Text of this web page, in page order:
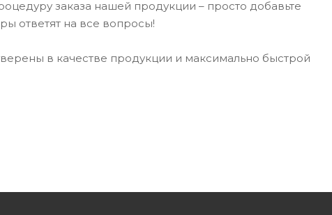
заказа нашей продукции – просто добавьте
ответят на все вопросы!
в качестве продукции и максимально быстрой